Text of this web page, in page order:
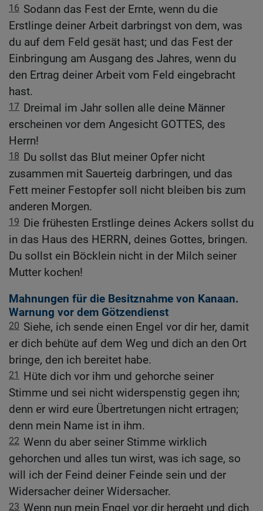
16 Sodann das Fest der Ernte, wenn du die
Erstlinge deiner Arbeit darbringst von dem, was
du auf dem Feld gesät hast; und das Fest der
Einbringung am Ausgang des Jahres, wenn du
den Ertrag deiner Arbeit vom Feld eingebracht
hast.
17 Dreimal im Jahr sollen alle deine Männer
erscheinen vor dem Angesicht GOTTES, des
Herrn!
18 Du sollst das Blut meiner Opfer nicht
zusammen mit Sauerteig darbringen, und das
Fett meiner Festopfer soll nicht bleiben bis zum
anderen Morgen.
19 Die frühesten Erstlinge deines Ackers sollst du
in das Haus des HERRN, deines Gottes, bringen.
Du sollst ein Böcklein nicht in der Milch seiner
Mutter kochen!
Mahnungen für die Besitznahme von Kanaan.
Warnung vor dem Götzendienst
20 Siehe, ich sende einen Engel vor dir her, damit
er dich behüte auf dem Weg und dich an den Ort
bringe, den ich bereitet habe.
21 Hüte dich vor ihm und gehorche seiner
Stimme und sei nicht widerspenstig gegen ihn;
denn er wird eure Übertretungen nicht ertragen;
denn mein Name ist in ihm.
22 Wenn du aber seiner Stimme wirklich
gehorchen und alles tun wirst, was ich sage, so
will ich der Feind deiner Feinde sein und der
Widersacher deiner Widersacher.
23 Wenn nun mein Engel vor dir hergeht und dich